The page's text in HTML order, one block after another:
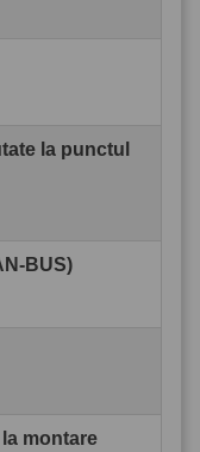
la punctul
BUS)
montare